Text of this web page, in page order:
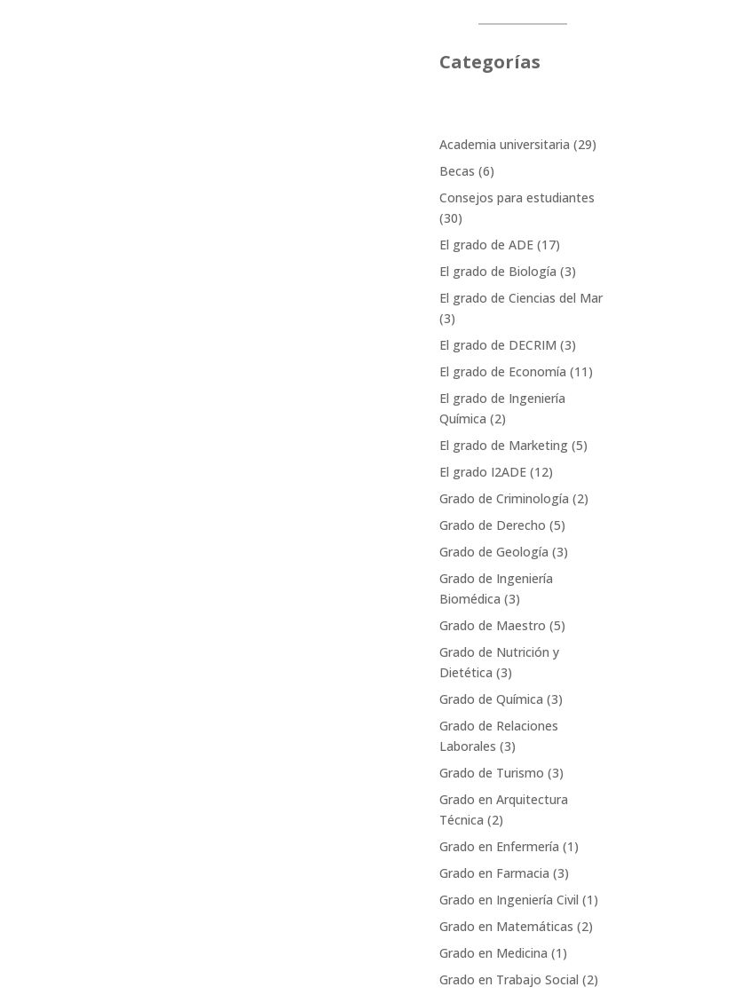
Categorías
Academia universitaria (29)
Becas (6)
Consejos para estudiantes
(30)
El grado de ADE (17)
El grado de Biología (3)
El grado de Ciencias del Mar
(3)
El grado de DECRIM (3)
El grado de Economía (11)
El grado de Ingeniería
Química (2)
El grado de Marketing (5)
El grado I2ADE (12)
Grado de Criminología (2)
Grado de Derecho (5)
Grado de Geología (3)
Grado de Ingeniería
Biomédica (3)
Grado de Maestro (5)
Grado de Nutrición y
Dietética (3)
Grado de Química (3)
Grado de Relaciones
Laborales (3)
Grado de Turismo (3)
Grado en Arquitectura
Técnica (2)
Grado en Enfermería (1)
Grado en Farmacia (3)
Grado en Ingeniería Civil (1)
Grado en Matemáticas (2)
Grado en Medicina (1)
Grado en Trabajo Social (2)